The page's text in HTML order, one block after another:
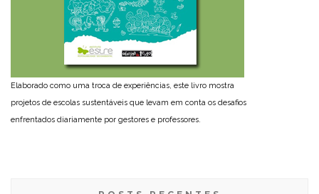
Elaborado como uma troca de experiências, este livro mostra
projetos de escolas sustentáveis que levam em conta os desafios
enfrentados diariamente por gestores e professores.